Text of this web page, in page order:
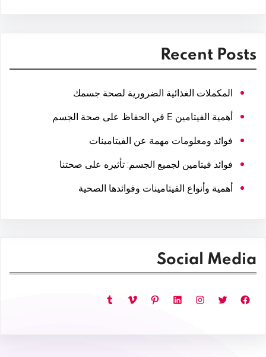
Recent Posts
المكملات الغذائية الضرورية لصحة جسمك
أهمية الفيتامين E في الحفاظ على صحة الجسم
فوائد ومعلومات مهمة عن الفيتامينات
فوائد فيتامين لجميع الجسم: تأثيره على صحتنا
أهمية وأنواع الفيتامينات وفوائدها الصحية
Social Media
فيسبوك تويتر إنستجرام لينكد إن بينتريست فيميو تمبلر